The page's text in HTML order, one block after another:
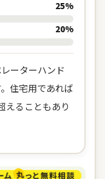
25%
20%
ーターハンド
住宅用であれば
えることもあり